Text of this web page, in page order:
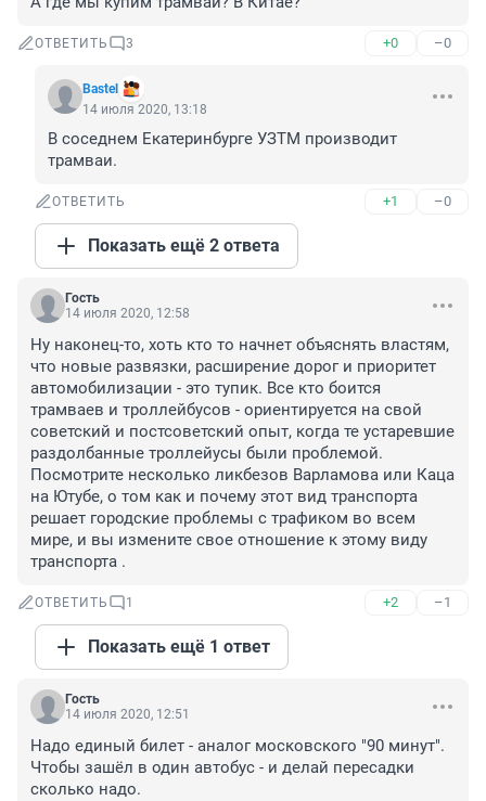
ОТВЕТИТЬ 3 +0 –0
Bastel
14 июля 2020, 13:18
В соседнем Екатеринбурге УЗТМ производит
трамваи.
ОТВЕТИТЬ +1 –0
Показать ещё 2 ответа
Гость
14 июля 2020, 12:58
Ну наконец-то, хоть кто то начнет объяснять властям,
что новые развязки, расширение дорог и приоритет
автомобилизации - это тупик. Все кто боится
трамваев и троллейбусов - ориентируется на свой
советский и постсоветский опыт, когда те устаревшие
раздолбанные троллейусы были проблемой.
Посмотрите несколько ликбезов Варламова или Каца
на Ютубе, о том как и почему этот вид транспорта
решает городские проблемы с трафиком во всем
мире, и вы измените свое отношение к этому виду
транспорта .
ОТВЕТИТЬ 1 +2 –1
Показать ещё 1 ответ
Гость
14 июля 2020, 12:51
Надо единый билет - аналог московского "90 минут".
Чтобы зашёл в один автобус - и делай пересадки
сколько надо.